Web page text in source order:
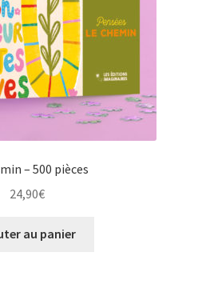
– 500 pièces
24,90€
au panier